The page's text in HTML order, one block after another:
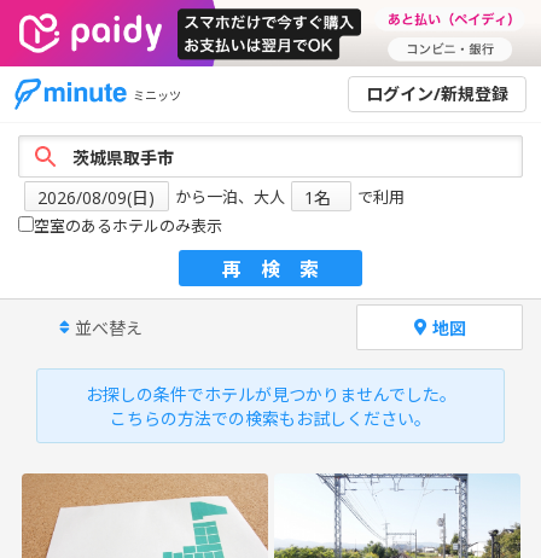
ミニッツ ログイン/新規登録
から一泊、大人
で利用
空室のあるホテルのみ表示
再検索
並べ替え 地図
お探しの条件でホテルが見つかりませんでした。
こちらの方法での検索もお試しください。